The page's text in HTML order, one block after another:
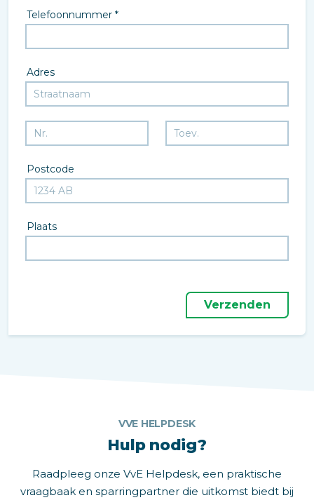
Telefoonnummer *
Adres
Postcode
Plaats
Verzenden
VVE HELPDESK
Hulp nodig?
Raadpleeg onze VvE Helpdesk, een praktische
vraagbaak en sparringpartner die uitkomst biedt bij